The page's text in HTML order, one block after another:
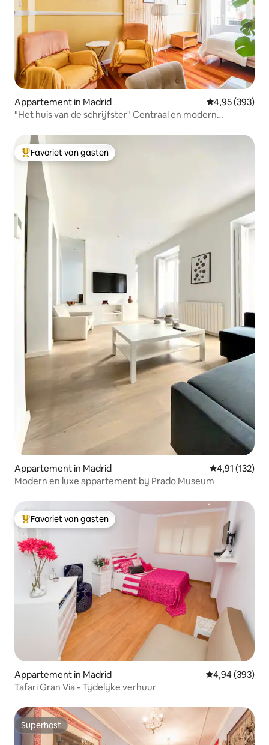
Appartement in Madrid Gemiddelde
4,95 (393)
"Het huis van de schrijfster" Centraal en modern
Topfavoriet van gasten
Favoriet van gasten
Appartement in Madrid Gemiddelde
4,91 (132)
Modern en luxe appartement bij Prado Museum
Topfavoriet van gasten
Favoriet van gasten
Appartement in Madrid Gemiddelde
4,94 (393)
Tafari Gran Via - Tijdelijke verhuur
Superhost
Superhost